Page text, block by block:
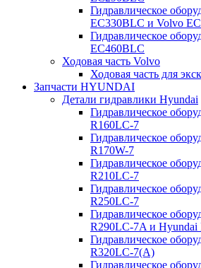
Гидравлическое
EC330BLC и Volvo
Гидравлическое
EC460BLC
Ходовая часть Volvo
Ходовая часть для
Запчасти HYUNDAI
Детали гидравлики Hyundai
Гидравлическое
R160LC-7
Гидравлическое
R170W-7
Гидравлическое
R210LC-7
Гидравлическое
R250LC-7
Гидравлическое
R290LC-7A и Hyundai
Гидравлическое
R320LC-7(A)
Гидравлическое